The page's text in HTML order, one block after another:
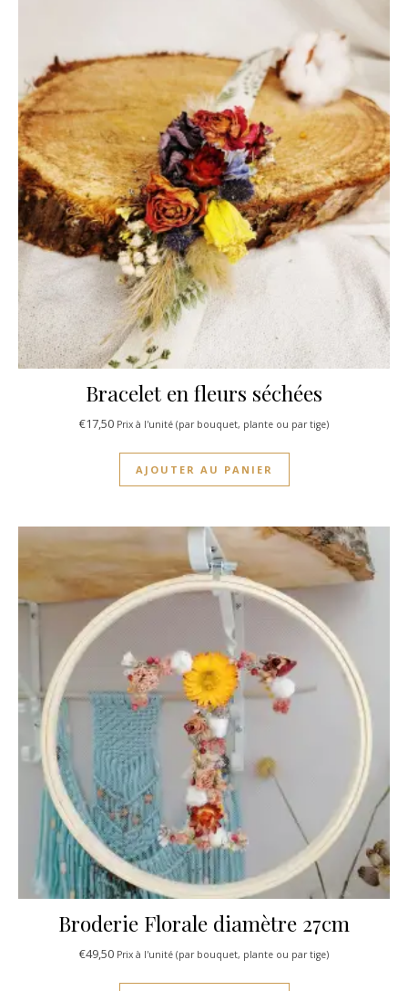
Bracelet en fleurs séchées
€17,50 Prix à l'unité (par bouquet, plante ou par tige)
AJOUTER AU PANIER
Broderie Florale diamètre 27cm
€49,50 Prix à l'unité (par bouquet, plante ou par tige)